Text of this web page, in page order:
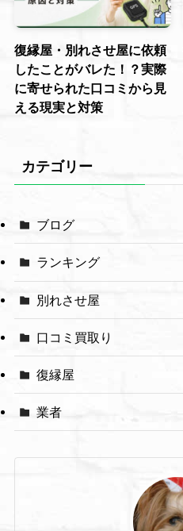
復縁屋・別れさせ屋に依頼
したことがバレた！？実際
に寄せられた口コミから見
える現実と対策
カテゴリー
ブログ
ランキング
別れさせ屋
口コミ買取り
復縁屋
業者